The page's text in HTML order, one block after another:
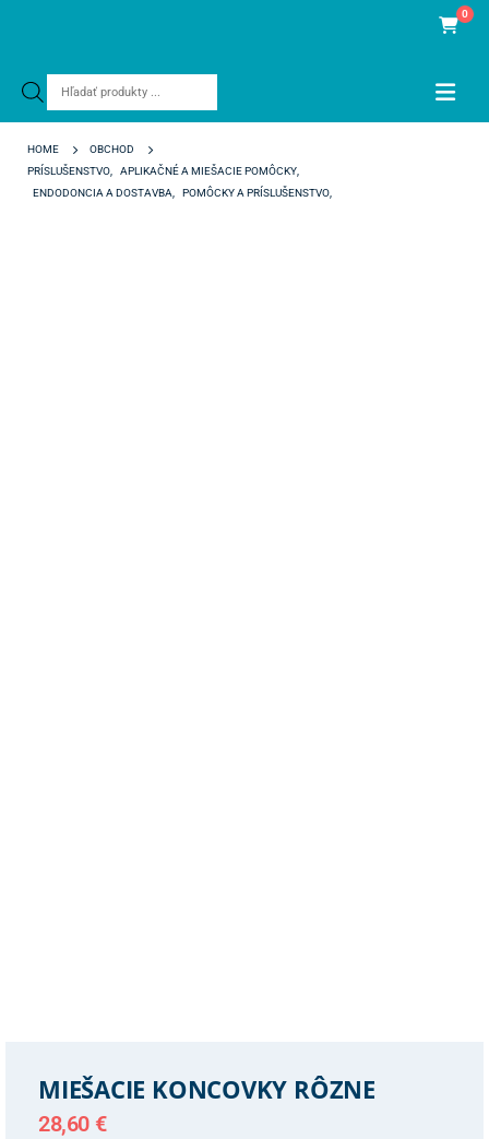
Products
0
HOME
OBCHOD
PRÍSLUŠENSTVO
APLIKAČNÉ A MIEŠACIE POMÔCKY
ENDODONCIA A DOSTAVBA
POMÔCKY A PRÍSLUŠENSTVO
MIEŠACIE KONCOVKY RÔZNE
28,60 €